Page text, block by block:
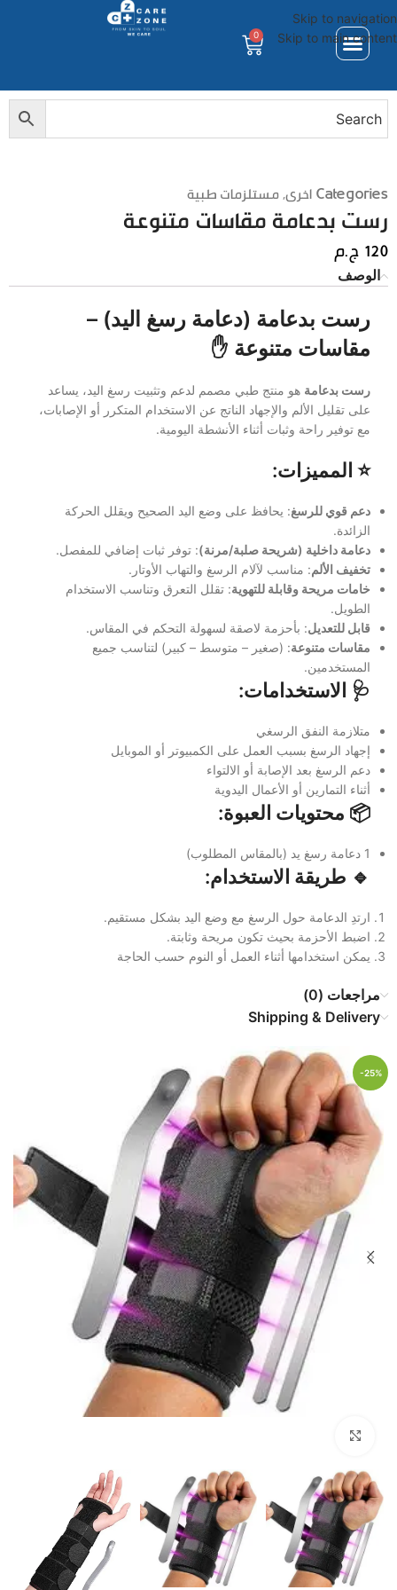
Skip to navigation
Skip to main content
0
Categoriesاخرى,مستلزمات طبية
رست بدعامة مقاسات متنوعة
120ج.م
الوصف
رست بدعامة (دعامة رسغ اليد) –
مقاسات متنوعة ✋
رست بدعامة هو منتج طبي مصمم لدعم وتثبيت رسغ اليد، يساعد
على تقليل الألم والإجهاد الناتج عن الاستخدام المتكرر أو الإصابات،
مع توفير راحة وثبات أثناء الأنشطة اليومية.
⭐ المميزات:
دعم قوي للرسغ: يحافظ على وضع اليد الصحيح ويقلل الحركة
الزائدة.
دعامة داخلية (شريحة صلبة/مرنة): توفر ثبات إضافي للمفصل.
تخفيف الألم: مناسب لآلام الرسغ والتهاب الأوتار.
خامات مريحة وقابلة للتهوية: تقلل التعرق وتناسب الاستخدام
الطويل.
قابل للتعديل: بأحزمة لاصقة لسهولة التحكم في المقاس.
مقاسات متنوعة: (صغير – متوسط – كبير) لتناسب جميع
المستخدمين.
🩺 الاستخدامات:
متلازمة النفق الرسغي
إجهاد الرسغ بسبب العمل على الكمبيوتر أو الموبايل
دعم الرسغ بعد الإصابة أو الالتواء
أثناء التمارين أو الأعمال اليدوية
📦 محتويات العبوة:
1 دعامة رسغ يد (بالمقاس المطلوب)
🔹 طريقة الاستخدام:
ارتدِ الدعامة حول الرسغ مع وضع اليد بشكل مستقيم.
اضبط الأحزمة بحيث تكون مريحة وثابتة.
يمكن استخدامها أثناء العمل أو النوم حسب الحاجة
مراجعات (0)
Shipping & Delivery
-25%